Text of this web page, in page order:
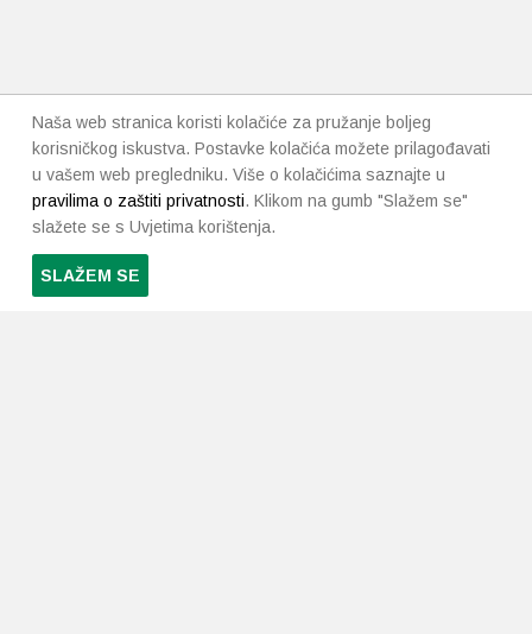
Naša web stranica koristi kolačiće za pružanje boljeg
korisničkog iskustva. Postavke kolačića možete prilagođavati
u vašem web pregledniku. Više o kolačićima saznajte u
pravilima o zaštiti privatnosti. Klikom na gumb "Slažem se"
slažete se s Uvjetima korištenja.
SLAŽEM SE